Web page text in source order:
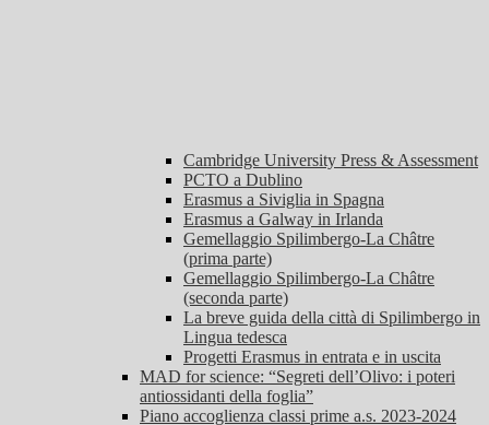
Cambridge University Press & Assessment
PCTO a Dublino
Erasmus a Siviglia in Spagna
Erasmus a Galway in Irlanda
Gemellaggio Spilimbergo-La Châtre
(prima parte)
Gemellaggio Spilimbergo-La Châtre
(seconda parte)
La breve guida della città di Spilimbergo in
Lingua tedesca
Progetti Erasmus in entrata e in uscita
MAD for science: “Segreti dell’Olivo: i poteri
antiossidanti della foglia”
Piano accoglienza classi prime a.s. 2023-2024